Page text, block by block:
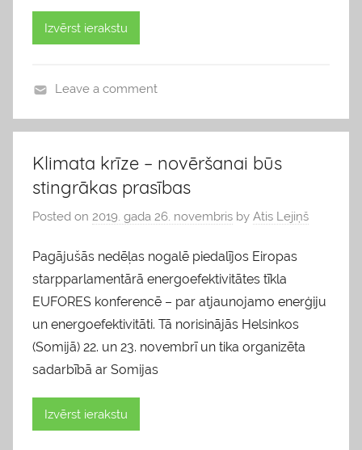
Izvērst ierakstu
l
g
s
Leave a comment
Klimata krīze – novēršanai būs
stingrākas prasības
Posted on 2019. gada 26. novembris by Atis Lejiņš
Pagājušās nedēļas nogalē piedalījos Eiropas
starpparlamentārā energoefektivitātes tīkla
EUFORES konferencē – par atjaunojamo enerģiju
un energoefektivitāti. Tā norisinājās Helsinkos
(Somijā) 22. un 23. novembrī un tika organizēta
sadarbībā ar Somijas
Izvērst ierakstu